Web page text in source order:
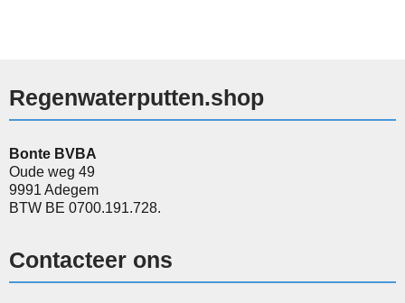
Regenwaterputten.shop
Bonte BVBA
Oude weg 49
9991 Adegem
BTW BE 0700.191.728.
Contacteer ons